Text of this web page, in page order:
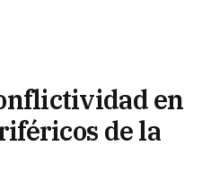
en
de la